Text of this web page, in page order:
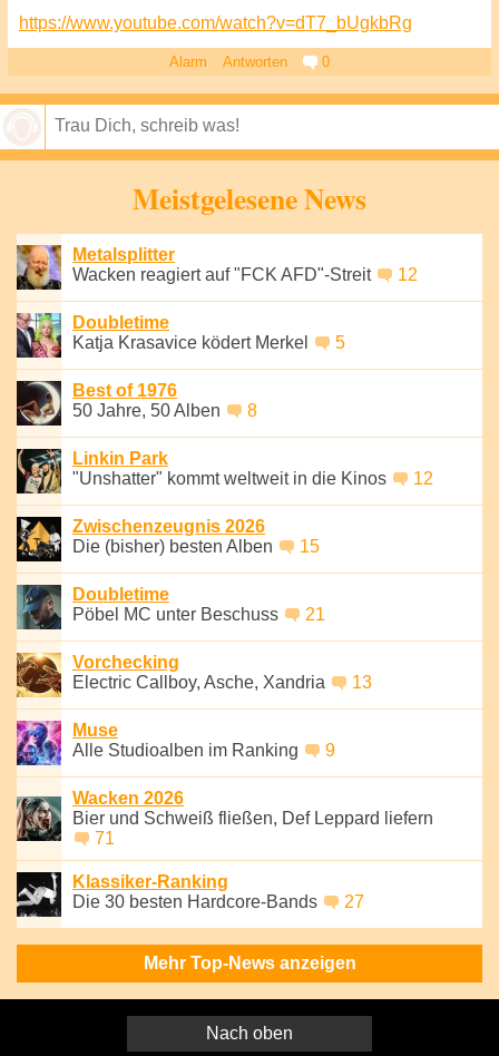
https://www.youtube.com/watch?v=dT7_bUgkbRg
Alarm Antworten 0
Meistgelesene News
Metalsplitter
Wacken reagiert auf "FCK AFD"-Streit
12
Doubletime
Katja Krasavice ködert Merkel
5
Best of 1976
50 Jahre, 50 Alben
8
Linkin Park
"Unshatter" kommt weltweit in die Kinos
12
Zwischenzeugnis 2026
Die (bisher) besten Alben
15
Doubletime
Pöbel MC unter Beschuss
21
Vorchecking
Electric Callboy, Asche, Xandria
13
Muse
Alle Studioalben im Ranking
9
Wacken 2026
Bier und Schweiß fließen, Def Leppard liefern
71
Klassiker-Ranking
Die 30 besten Hardcore-Bands
27
Mehr Top-News anzeigen
Nach oben